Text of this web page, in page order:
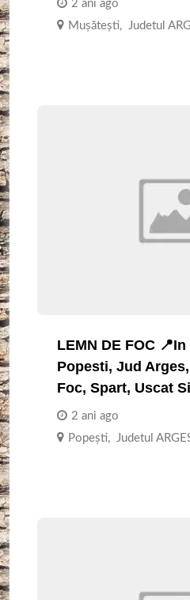
2 ani ago
Mușătești, Judetul
LEMN DE FOC
Popesti, Jud
Foc, Spart, Uscat
2 ani ago
Popești, Judetul